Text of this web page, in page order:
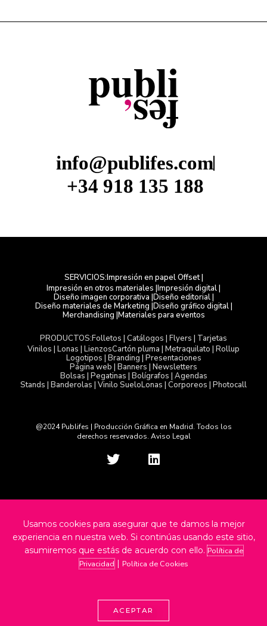
info@publifes.com
+34 918 135 188
SERVICIOS:Impresión en papel Offset |
Impresión en otros materiales |Impresión digital |
Diseño imagen corporativa |Diseño editorial |
Diseño materiales de Marketing |Diseño gráfico digital |
Merchandising |Materiales para eventos
PRODUCTOS:Folletos | Catálogos | Flyers | Tarjetas
Vinilos | Lonas | LienzosCartón pluma | Metraquilato | Rollup
Logotipos | Branding | Presentaciones
Página web | Banners | Newsletters
Bolsas | Pegatinas | Bolígrafos | Agendas
Stands | Banderolas | Vinilo SueloLonas | Corporeos | Photocall
@2024 Publifes | Producción Gráfica en Madrid. Todos los
derechos reservados. Aviso Legal
T
t
e
r
L
k
d
i
n
Usamos cookies para asegurar que te damos la mejor
experiencia en nuestra web. Si continúas usando este sitio,
asumiremos que estás de acuerdo con ello.Política de
Privacidad| Política de Cookies
ACEPTAR